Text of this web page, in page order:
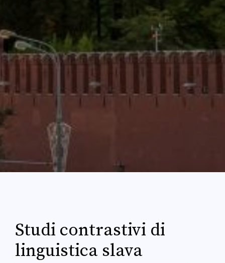
Studi contrastivi di
linguistica slava